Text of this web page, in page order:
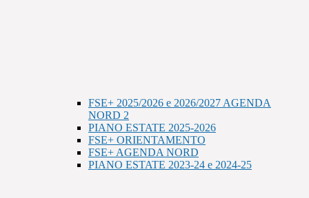
FSE+ 2025/2026 e 2026/2027 AGENDA
NORD 2
PIANO ESTATE 2025-2026
FSE+ ORIENTAMENTO
FSE+ AGENDA NORD
PIANO ESTATE 2023-24 e 2024-25